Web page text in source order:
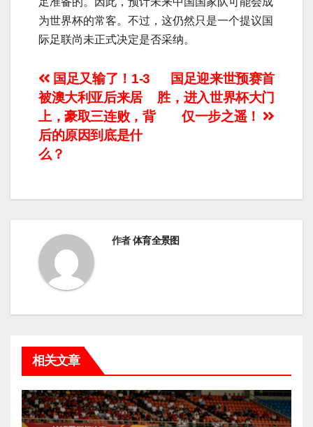
为世界杯的常客。不过，这仍然只是一个提议国
际足联尚未正式决定是否采纳。
文
章
导
航
国足迎来世预赛首
胜，进入世界杯大门
仅一步之遥！
国足又输了！1-3
被澳大利亚后来居
上，豪取三连败，背
后的原因到底是什
么？
作者体育全景图
相关文章